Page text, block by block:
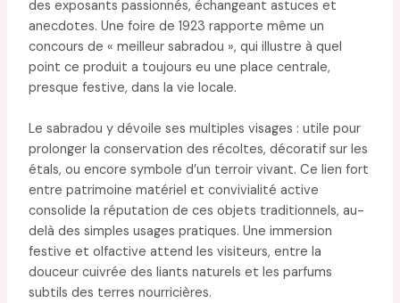
des exposants passionnés, échangeant astuces et
anecdotes. Une foire de 1923 rapporte même un
concours de « meilleur sabradou », qui illustre à quel
point ce produit a toujours eu une place centrale,
presque festive, dans la vie locale.
Le sabradou y dévoile ses multiples visages : utile pour
prolonger la conservation des récoltes, décoratif sur les
étals, ou encore symbole d’un terroir vivant. Ce lien fort
entre patrimoine matériel et convivialité active
consolide la réputation de ces objets traditionnels, au-
delà des simples usages pratiques. Une immersion
festive et olfactive attend les visiteurs, entre la
douceur cuivrée des liants naturels et les parfums
subtils des terres nourricières.